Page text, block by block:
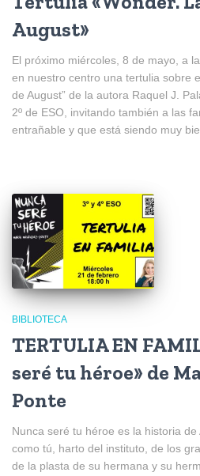
August»
El próximo miércoles, 8 de mayo, a
en nuestro centro una tertulia sobre
de August” de la autora Raquel J.
2º de ESO, invitando también a las
entrañable y que está siendo muy
BIBLIOTECA
TERTULIA EN
seré tu héroe» de
Ponte
Nunca seré tu héroe es la historia
como tú, harto del instituto, de los
de la plasta de su hermana y su